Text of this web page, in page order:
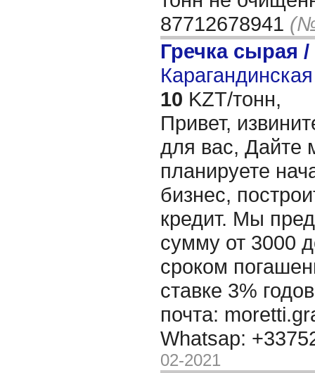
87712678941
Гречка сырая /
10 KZT/тонн,
Привет,
для вас, Дайте
планируете
бизнес,
кредит. Мы
сумму от 3000
сроком
ставке 3%
почта:
Whatsap:
02-2021